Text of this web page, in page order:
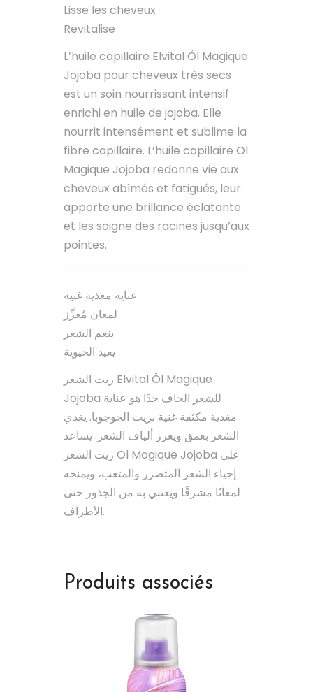
Lisse les cheveux
Revitalise
L’huile capillaire Elvital Öl Magique
Jojoba pour cheveux très secs
est un soin nourrissant intensif
enrichi en huile de jojoba. Elle
nourrit intensément et sublime la
fibre capillaire. L’huile capillaire Öl
Magique Jojoba redonne vie aux
cheveux abîmés et fatigués, leur
apporte une brillance éclatante
et les soigne des racines jusqu’aux
pointes.
عناية مغذية غنية
لمعان مُعزِّز
ينعم الشعر
يعيد الحيوية
زيت الشعر Elvital Öl Magique
Jojoba للشعر الجاف جدًا هو عناية
مغذية مكثفة غنية بزيت الجوجوبا. يغذي
الشعر بعمق ويعزز ألياف الشعر. يساعد
زيت الشعر Öl Magique Jojoba على
إحياء الشعر المتضرر والمتعب، ويمنحه
لمعانًا مشرقًا ويعتني به من الجذور حتى
الأطراف.
Produits associés